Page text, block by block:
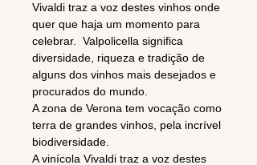
Vivaldi traz a voz destes vinhos onde
quer que haja um momento para
celebrar. Valpolicella significa
diversidade, riqueza e tradição de
alguns dos vinhos mais desejados e
procurados do mundo.
A zona de Verona tem vocação como
terra de grandes vinhos, pela incrível
biodiversidade.
A vinícola Vivaldi traz a voz destes